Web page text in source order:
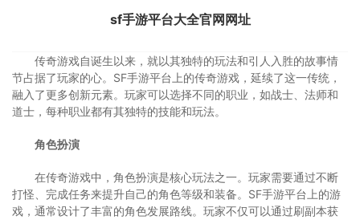
sf手游平台大全官网网址
传奇游戏自诞生以来，就以其独特的玩法和引人入胜的故事情
节占据了玩家的心。SF手游平台上的传奇游戏，延续了这一传统，
融入了更多创新元素。玩家可以选择不同的职业，如战士、法师和
道士，每种职业都有其独特的技能和玩法。
角色扮演
在传奇游戏中，角色扮演是核心玩法之一。玩家需要通过不断
打怪、完成任务来提升自己的角色等级和装备。SF手游平台上的游
戏，通常设计了丰富的角色发展路线。玩家不仅可以通过刷副本获